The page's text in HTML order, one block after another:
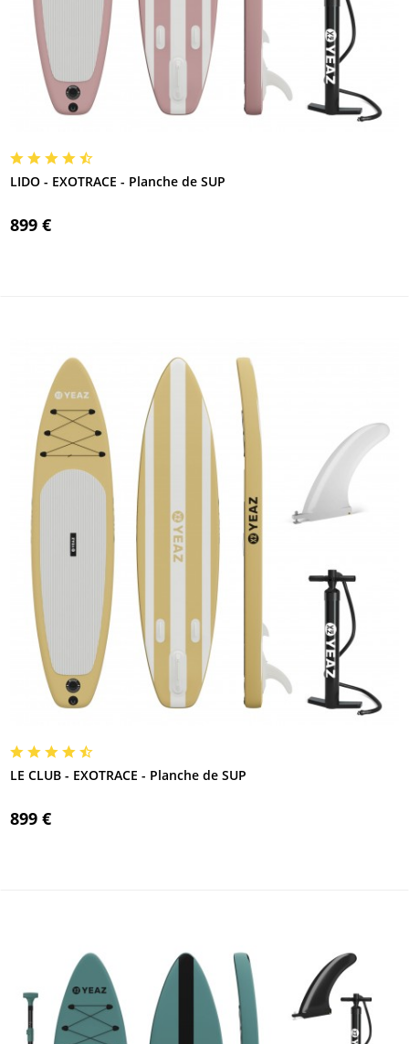
LIDO - EXOTRACE - Planche de SUP
899 €
LE CLUB - EXOTRACE - Planche de SUP
899 €